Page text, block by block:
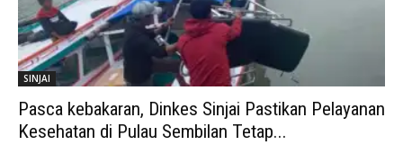
SINJAI
Pasca kebakaran, Dinkes Sinjai Pastikan Pelayanan
Kesehatan di Pulau Sembilan Tetap...